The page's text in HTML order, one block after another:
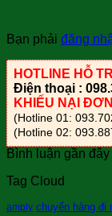
Bạn phải đăng
HOTLINE HỖ
Điện thoại :
KHIẾU NẠI
(Hotline 01:
(Hotline 02:
Bình luận gần đây
Tag Cloud
amply chuyển hàng đi